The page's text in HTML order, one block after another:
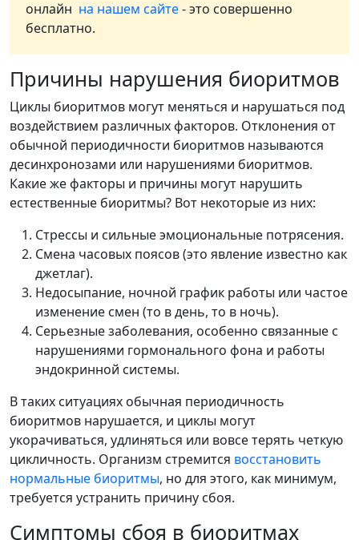
онлайн на нашем сайте- это совершенно
бесплатно.
Причины нарушения биоритмов
Циклы биоритмов могут меняться и нарушаться под
воздействием различных факторов. Отклонения от
обычной периодичности биоритмов называются
десинхронозами или нарушениями биоритмов.
Какие же факторы и причины могут нарушить
естественные биоритмы? Вот некоторые из них:
Стрессы и сильные эмоциональные потрясения.
Смена часовых поясов (это явление известно как
джетлаг).
Недосыпание, ночной график работы или частое
изменение смен (то в день, то в ночь).
Серьезные заболевания, особенно связанные с
нарушениями гормонального фона и работы
эндокринной системы.
В таких ситуациях обычная периодичность
биоритмов нарушается, и циклы могут
укорачиваться, удлиняться или вовсе терять четкую
цикличность. Организм стремится восстановить
нормальные биоритмы, но для этого, как минимум,
требуется устранить причину сбоя.
Симптомы сбоя в биоритмах